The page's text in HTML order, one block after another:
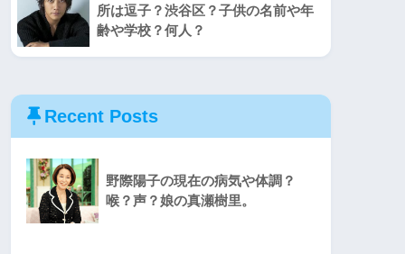
所は逗子？渋谷区？子供の名前や年
齢や学校？何人？
Recent Posts
野際陽子の現在の病気や体調？
喉？声？娘の真瀬樹里。